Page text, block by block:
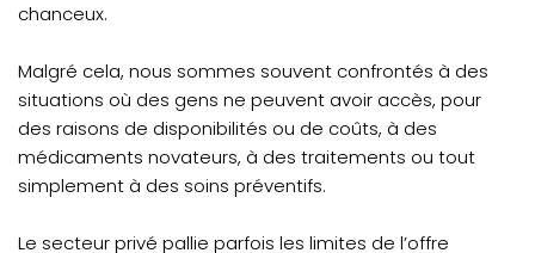
chanceux.
Malgré cela, nous sommes souvent confrontés à des
situations où des gens ne peuvent avoir accès, pour
des raisons de disponibilités ou de coûts, à des
médicaments novateurs, à des traitements ou tout
simplement à des soins préventifs.
Le secteur privé pallie parfois les limites de l’offre